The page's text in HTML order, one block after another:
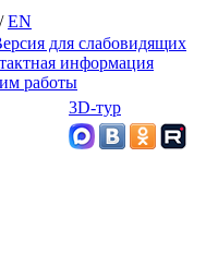
EN
для слабовидящих
информация
работы
3D-тур